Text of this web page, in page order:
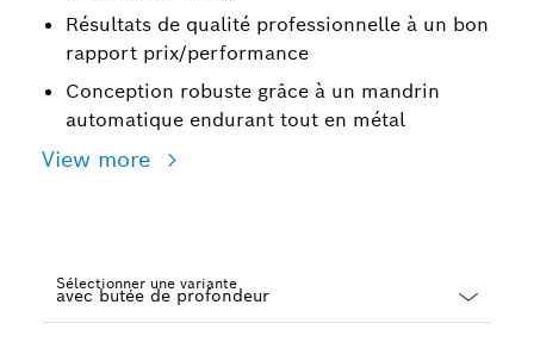
Résultats de qualité professionnelle à un bon
rapport prix/performance
Conception robuste grâce à un mandrin
automatique endurant tout en métal
View more
Sélectionner une variante